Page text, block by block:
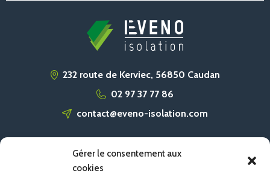
Gérer le consentement aux
cookies
232 route de Kerviec, 56850 Caudan
02 97 37 77 86
contact@eveno-isolation.com
ACCUEIL